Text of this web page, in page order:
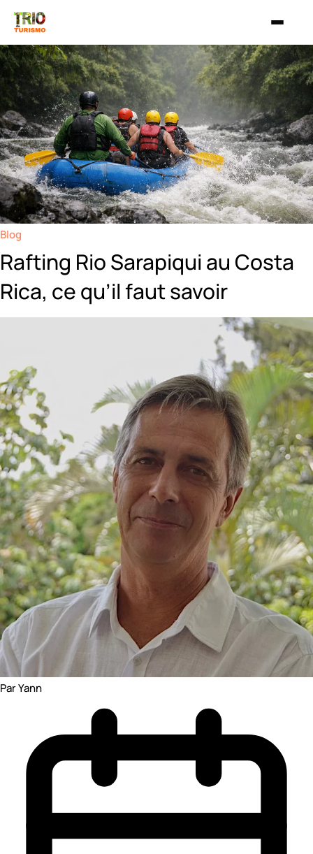
Blog
Rafting Rio Sarapiqui au Costa
Rica, ce qu’il faut savoir
Par Yann